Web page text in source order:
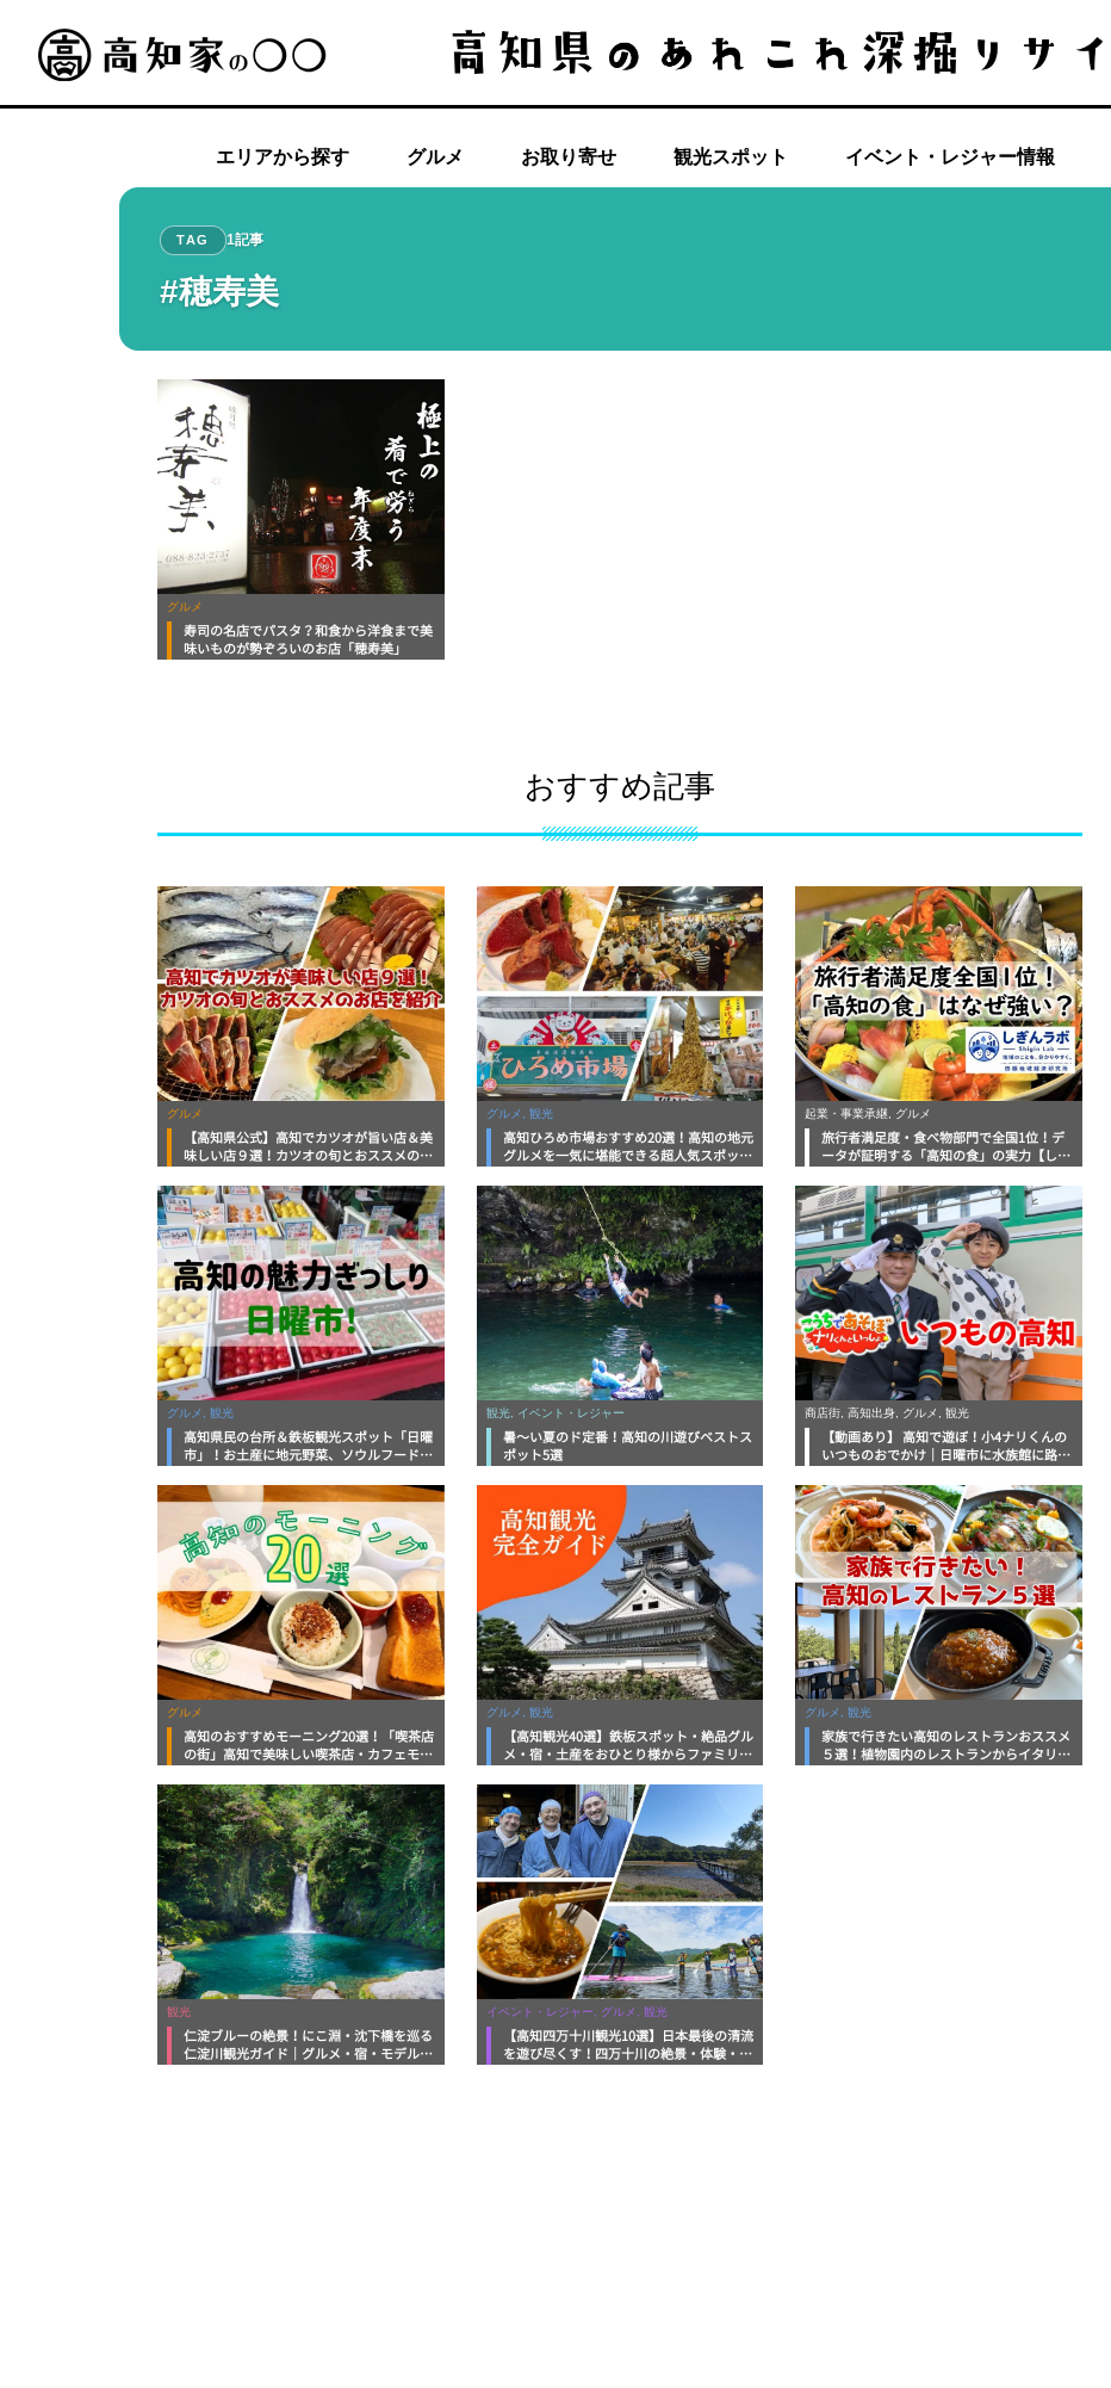
エリアから探す グルメ お取り寄せ 観光スポット イベント・レジャー情報
TAG 1記事
#穂寿美
グルメ
寿司の名店でパスタ？和食から洋食まで美
味いものが勢ぞろいのお店「穂寿美」
おすすめ記事
グルメ
【高知県公式】高知でカツオが旨い店＆美
味しい店９選！カツオの旬とおススメのお
グルメ, 観光
高知ひろめ市場おすすめ20選！高知の地元
グルメを一気に堪能できる超人気スポット
起業・事業承継, グルメ
旅行者満足度・食べ物部門で全国1位！デ
ータが証明する「高知の食」の実力【しぎ
グルメ, 観光
高知県民の台所＆鉄板観光スポット「日曜
市」！お土産に地元野菜、ソウルフードま
底解説！
観光, イベント・レジャー
暑～い夏のド定番！高知の川遊びベストス
ポット5選
商店街, 高知出身, グルメ, 観光
【動画あり】 高知で遊ぼ！小4ナリくんの
いつものおでかけ｜日曜市に水族館に路面
グルメ
高知のおすすめモーニング20選！「喫茶店
の街」高知で美味しい喫茶店・カフェモー
グルメ, 観光
【高知観光40選】鉄板スポット・絶品グル
メ・宿・土産をおひとり様からファミリー
グルメ, 観光
家族で行きたい高知のレストランおススメ
５選！植物園内のレストランからイタリア
観光
仁淀ブルーの絶景！にこ淵・沈下橋を巡る
仁淀川観光ガイド｜グルメ・宿・モデルコ
イベント・レジャー, グルメ, 観光
【高知四万十川観光10選】日本最後の清流
を遊び尽くす！四万十川の絶景・体験・グ